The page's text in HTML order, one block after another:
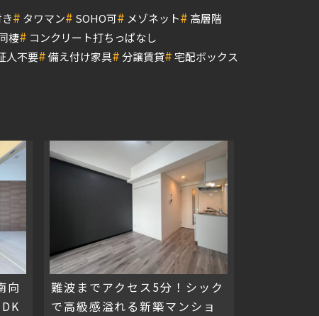
# タワマン# SOHO可# メゾネット# 高層階
棲# コンクリート打ちっぱなし
人不要#備え付け家具#分譲賃貸#宅配ボックス
向
難波までアクセス5分！シック
で高級感溢れる新築マンショ